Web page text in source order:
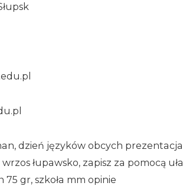
dzień języków obcych
łupawsko, zapisz za pomocą
75 gr, szkoła mm opinie